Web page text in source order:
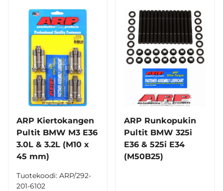
ARP Kiertokangen
Pultit BMW M3 E36
3.0L & 3.2L (M10 x
45 mm)
Tuotekoodi: ARP/292-
201-6102
ARP Runkopukin
Pultit BMW 325i
E36 & 525i E34
(M50B25)